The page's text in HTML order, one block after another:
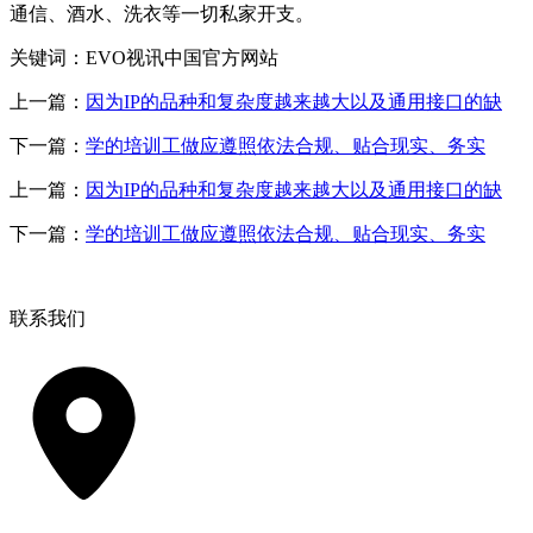
通信、酒水、洗衣等一切私家开支。
关键词：EVO视讯中国官方网站
上一篇： 因为IP的品种和复杂度越来越大以及通用接口的缺
下一篇： 学的培训工做应遵照依法合规、贴合现实、务实
上一篇： 因为IP的品种和复杂度越来越大以及通用接口的缺
下一篇： 学的培训工做应遵照依法合规、贴合现实、务实
联系我们